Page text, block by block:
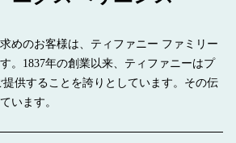
めのお客様は、ティファニー ファミリー
。1837年の創業以来、ティファニーはプ
供することを誇りとしています。その伝
います。